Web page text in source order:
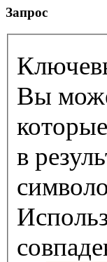
Запрос
Вы
в